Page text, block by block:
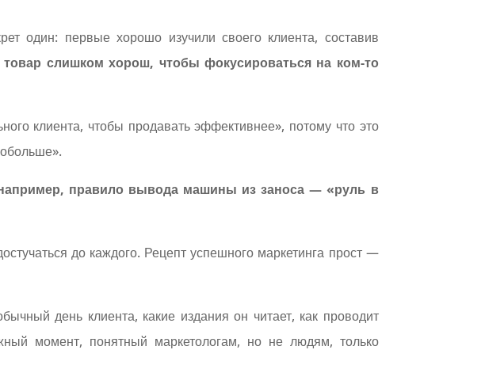
один: первые хорошо изучили своего клиента, составив
слишком хорош, чтобы фокусироваться на ком-то
клиента, чтобы продавать эффективнее», потому что это
правило вывода машины из заноса — «руль в
до каждого. Рецепт успешного маркетинга прост —
день клиента, какие издания он читает, как проводит
момент, понятный маркетологам, но не людям, только